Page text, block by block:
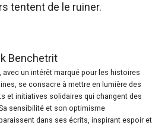
tentent de le ruiner.
Benchetrit
avec un intérêt marqué pour les histoires
se consacre à mettre en lumière des
et initiatives solidaires qui changent des
sensibilité et son optimisme
dans ses écrits, inspirant espoir et